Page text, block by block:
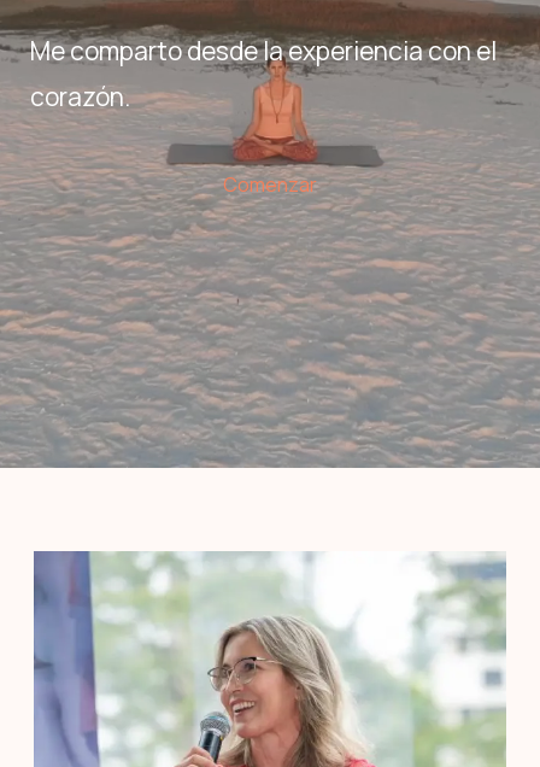
Me comparto desde la experiencia con el
corazón.
Comenzar